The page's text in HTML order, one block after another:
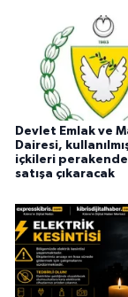
Devlet Emlak ve
Dairesi,
içkileri
satışa çıkaracak